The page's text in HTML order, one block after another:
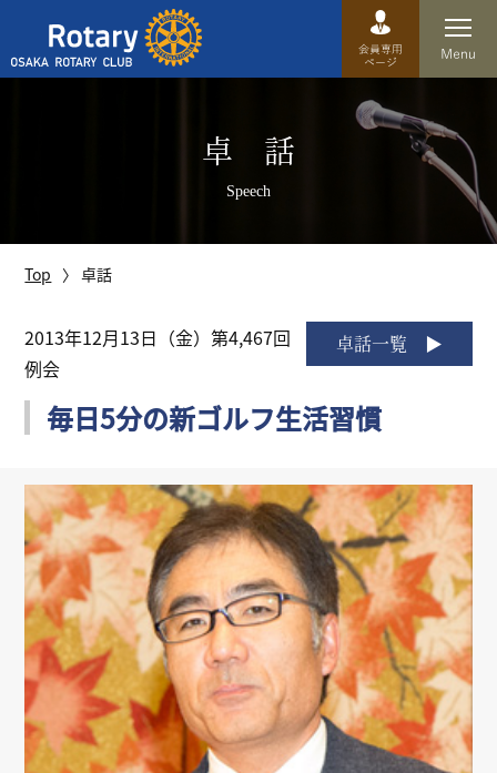
運営方針
歴史
特徴
リンク
会員専用ページ
English
卓 話
Speech
Top 卓話
卓話一覧
2013年12月13日（金）第4,467回
例会
毎日5分の新ゴルフ生活習慣